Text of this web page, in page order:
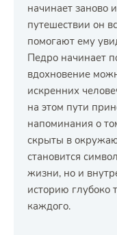
начинает заново
путешествии он
помогают ему
Педро начинает
вдохновение
искренних
на этом пути
напоминания о
скрыты в
становится
жизни, но и
историю глубоко
каждого.